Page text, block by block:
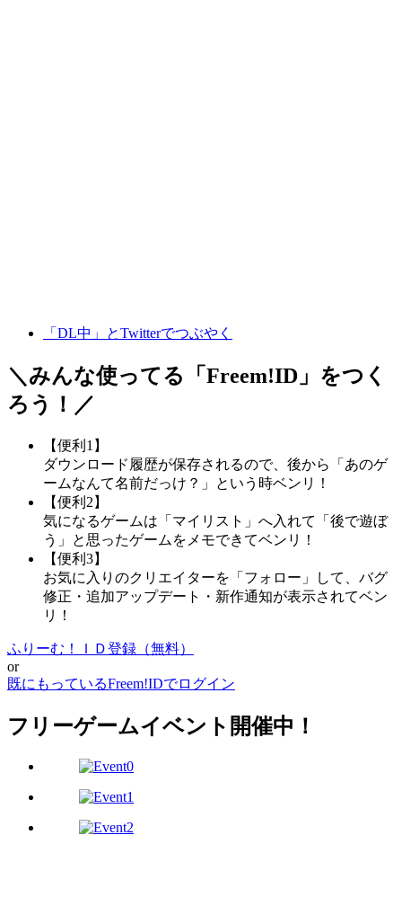
「DL中」とTwitterでつぶやく
＼みんな使ってる「 Freem!ID 」をつく
ろう！／
【便利1】
ダウンロード履歴が保存されるので、後から「あのゲ
ームなんて名前だっけ？」という時ベンリ！
【便利2】
気になるゲームは「マイリスト」へ入れて「後で遊ぼ
う」と思ったゲームをメモできてベンリ！
【便利3】
お気に入りのクリエイターを「フォロー」して、バグ
修正・追加アップデート・新作通知が表示されてベン
リ！
ふりーむ！ＩＤ登録（無料）
or
既にもっているFreem!IDでログイン
フリーゲームイベント開催中！